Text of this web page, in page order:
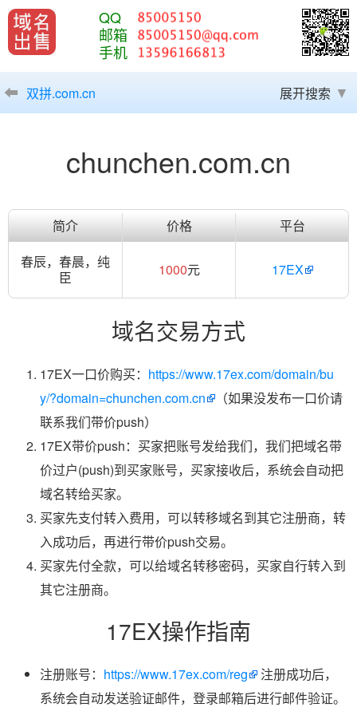
QQ
邮箱
手机
双拼.com.cn 展开搜索
chunchen.com.cn
简介 价格
平台
春辰，春晨，纯
臣
1000元 17EX
域名交易方式
17EX一口价购买： https://www.17ex.com/domain/bu
y/?domain=chunchen.com.cn
（如果没发布一口价请
联系我们带价push）
17EX带价push：买家把账号发给我们，我们把域名带
价过户(push)到买家账号，买家接收后，系统会自动把
域名转给买家。
买家先支付转入费用，可以转移域名到其它注册商，转
入成功后，再进行带价push交易。
买家先付全款，可以给域名转移密码，买家自行转入到
其它注册商。
17EX操作指南
注册账号： https://www.17ex.com/reg
注册成功后，
系统会自动发送验证邮件，登录邮箱后进行邮件验证。